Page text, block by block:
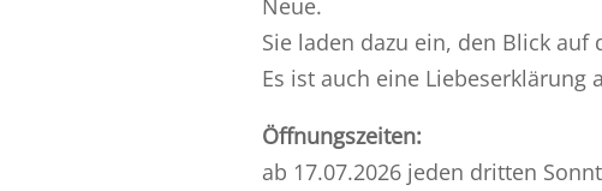
Neue.
Sie laden dazu ein, den Blick
Es ist auch eine Liebeserklärung
Öffnungszeiten:
ab 17.07.2026 jeden dritten